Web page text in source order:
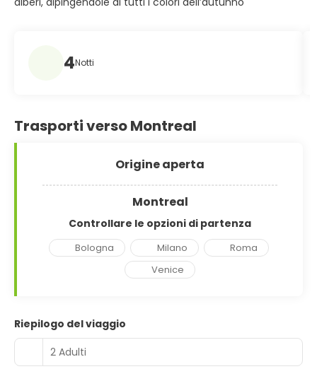
4Notti
Trasporti verso Montreal
Origine aperta
Montreal
Controllare le opzioni di partenza
Bologna Milano
Roma
Venice
Riepilogo del viaggio
2 Adulti